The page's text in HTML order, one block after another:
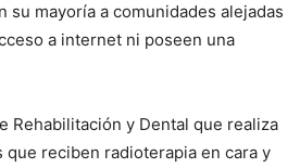
su mayoría a comunidades alejadas
a internet ni poseen una
Rehabilitación y Dental que realiza
reciben radioterapia en cara y